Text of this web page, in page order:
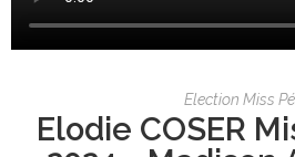
Election Miss
Elodie COSER